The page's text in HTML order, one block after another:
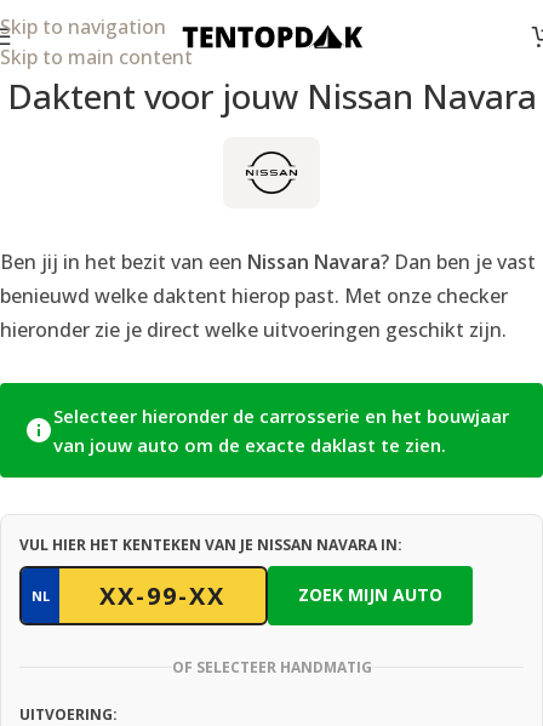
Skip to navigation
Skip to main content
Daktent voor jouw Nissan Navara
Ben jij in het bezit van een Nissan Navara? Dan ben je vast
benieuwd welke daktent hierop past. Met onze checker
hieronder zie je direct welke uitvoeringen geschikt zijn.
Selecteer hieronder de carrosserie en het bouwjaar
van jouw auto om de exacte daklast te zien.
VUL HIER HET KENTEKEN VAN JE NISSAN NAVARA IN:
NL ZOEK MIJN AUTO
OF SELECTEER HANDMATIG
UITVOERING: